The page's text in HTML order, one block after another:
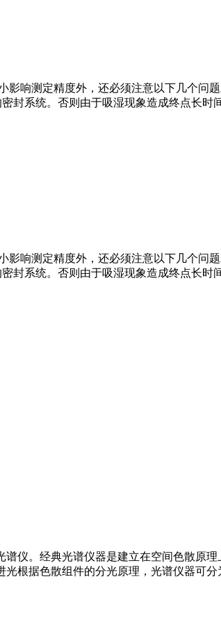
响测定精度外，还必须注意以下几个
封系统。否则由于吸湿现象造成终点
响测定精度外，还必须注意以下几个
封系统。否则由于吸湿现象造成终点
。经典光谱仪器是建立在空间色散原理
根据色散组件的分光原理，光谱仪器可